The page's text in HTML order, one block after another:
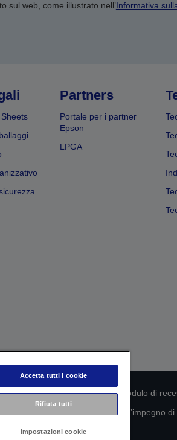
sul web, come illustrato nell’Informativa
Partners
Portale per i partner
Epson
LPGA
Informativa sulla privacy Modulo di
Informazioni sui cookie L’impegno
Copyright © 2026 Seiko Epson
Accetta tutti i cookie
Rifiuta tutti
Impostazioni cookie